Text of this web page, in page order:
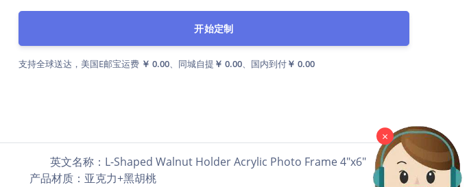
开始定制
支持全球送达，美国E邮宝运费 ￥ 0.00、同城自提 ￥ 0.00、国内到付￥ 0.00
：L-Shaped Walnut Holder Acrylic Photo Frame 4"x6"
克力+黑胡桃
×